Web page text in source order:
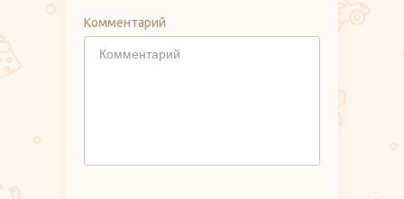
Комментарий